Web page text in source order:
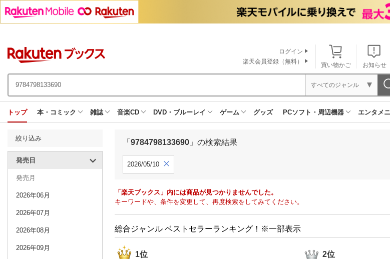
買い物かご お知らせ
ログイン
楽天会員登録（無料）
すべてのジャンル
トップ 本・コミック 雑誌 音楽CD DVD・ブルーレイ ゲーム グッズ PCソフト・周辺機器 エンタメ
絞り込み
発売日
発売月
2026年06月
2026年07月
2026年08月
2026年09月
「 9784798133690 」の検索結果
2026/05/10
「楽天ブックス」内には商品が見つかりませんでした。
キーワードや、条件を変更して、再度検索をしてみてください。
総合ジャンル ベストセラーランキング！※一部表示
1位 2位